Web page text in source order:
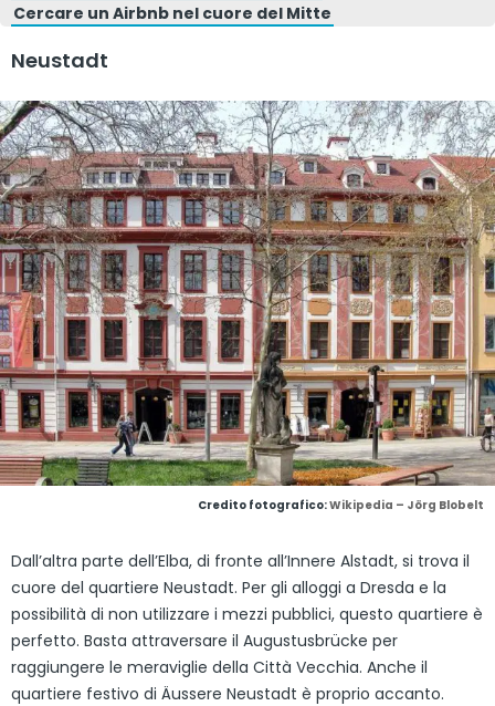
Cercare un Airbnb nel cuore del Mitte
Neustadt
Credito fotografico:Wikipedia – Jörg Blobelt
Dall’altra parte dell’Elba, di fronte all’Innere Alstadt, si trova il
cuore del quartiere Neustadt. Per gli alloggi a Dresda e la
possibilità di non utilizzare i mezzi pubblici, questo quartiere è
perfetto. Basta attraversare il Augustusbrücke per
raggiungere le meraviglie della Città Vecchia. Anche il
quartiere festivo di Äussere Neustadt è proprio accanto.